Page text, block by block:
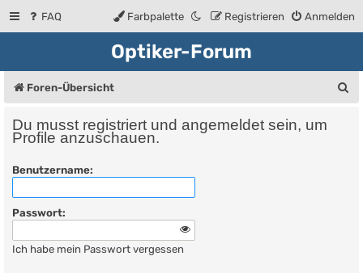
FAQ Anmelden
Registrieren
Farbpalette
Optiker-Forum
Foren-Übersicht
Du musst registriert und angemeldet sein, um
Profile anzuschauen.
Benutzername:
Passwort:
Ich habe mein Passwort vergessen